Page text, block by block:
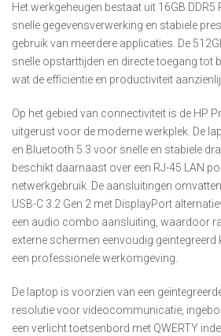
Het werkgeheugen bestaat uit 16GB
snelle gegevensverwerking en stabiele
gebruik van meerdere applicaties. De
snelle opstarttijden en directe toegang tot
wat de efficiëntie en productiviteit
Op het gebied van connectiviteit is de HP
uitgerust voor de moderne werkplek. De
en Bluetooth 5.3 voor snelle en stabiele
beschikt daarnaast over een RJ-45 LAN
netwerkgebruik. De aansluitingen
USB-C 3.2 Gen 2 met DisplayPort
een audio combo aansluiting, waardoor
externe schermen eenvoudig
een professionele werkomgeving.
De laptop is voorzien van een
resolutie voor videocommunicatie,
een verlicht toetsenbord met QWERTY